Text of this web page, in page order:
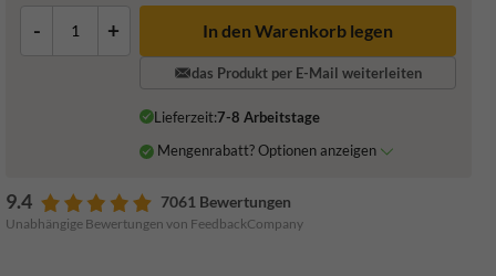
- + In den Warenkorb legen
das Produkt per E-Mail weiterleiten
Lieferzeit:7-8 Arbeitstage
Mengenrabatt? Optionen anzeigen
9.4 7061 Bewertungen
Unabhängige Bewertungen von FeedbackCompany